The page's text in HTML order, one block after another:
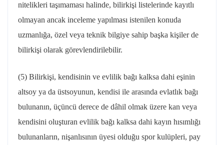
nitelikleri taşımaması halinde, bilirkişi listelerinde kayıtlı
olmayan ancak inceleme yapılması istenilen konuda
uzmanlığa, özel veya teknik bilgiye sahip başka kişiler de
bilirkişi olarak görevlendirilebilir.
(5) Bilirkişi, kendisinin ve evlilik bağı kalksa dahi eşinin
altsoy ya da üstsoyunun, kendisi ile arasında evlatlık bağı
bulunanın, üçüncü derece de dâhil olmak üzere kan veya
kendisini oluşturan evlilik bağı kalksa dahi kayın hısımlığı
bulunanların, nişanlısının üyesi olduğu spor kulüpleri, pay